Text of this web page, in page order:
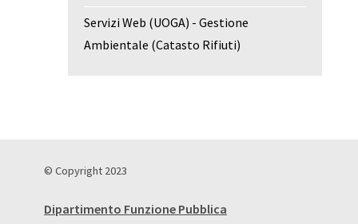
Servizi Web (UOGA) - Gestione
Ambientale (Catasto Rifiuti)
© Copyright 2023
Dipartimento Funzione Pubblica